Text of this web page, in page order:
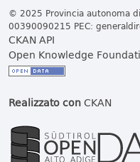
© 2025 Provincia autonoma
00390090215 PEC:
CKAN API
Open Knowledge
Realizzato conCKAN